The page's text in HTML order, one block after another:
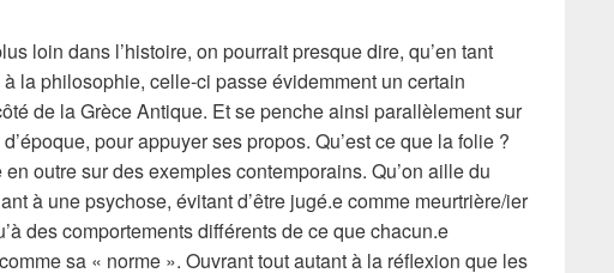
loin dans l’histoire, on pourrait presque dire, qu’en tant
à la philosophie, celle-ci passe évidemment un certain
de la Grèce Antique. Et se penche ainsi parallèlement sur
pour appuyer ses propos. Qu’est ce que la folie ?
outre sur des exemples contemporains. Qu’on aille du
à une psychose, évitant d’être jugé.e comme meurtrière/ier
des comportements différents de ce que chacun.e
sa « norme ». Ouvrant tout autant à la réflexion que les